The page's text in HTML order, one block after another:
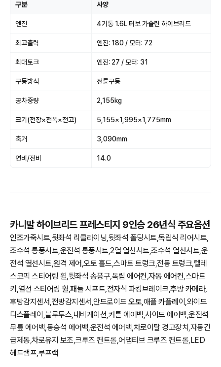
구분 사양
엔진 4기통 1.6L 터보 가솔린 하이브리드
최고출력 엔진: 180 / 모터: 72
최대토크 엔진: 27 / 모터: 31
구동방식 전륜구동
공차중량 2,155kg
크기(전장×전폭×전고) 5,155×1,995×1,775mm
축거 3,090mm
연비/전비 14.0
카니발 하이브리드 프레스티지 9인승 26년식 주요옵션
인조가죽시트,뒷좌석 리클라이닝,뒷좌석 폴딩시트,독립식 리어시트,
조수석 통풍시트,운전석 통풍시트,2열 열선시트,조수석 열선시트,운
전석 열선시트,원격 제어,오토 홀드,스마트 트렁크,전동 트렁크,텔레
스코픽 스티어링 휠,뒷좌석 송풍구,독립 에어컨,자동 에어컨,스마트
키,열선 스티어링 휠,패들 시프트,전자식 파킹브레이크,후방 카메라,
후방감지센서,전방감지센서,안드로이드 오토,애플 카플레이,와이드
디스플레이,블루투스,내비게이션,커튼 에어백,사이드 에어백,운전석
무릎 에어백,동승석 에어백,운전석 에어백,차로이탈 경고장치,자동긴
급제동,차로유지 보조,크루즈 컨트롤,어댑티브 크루즈 컨트롤,LED
헤드램프,루프랙